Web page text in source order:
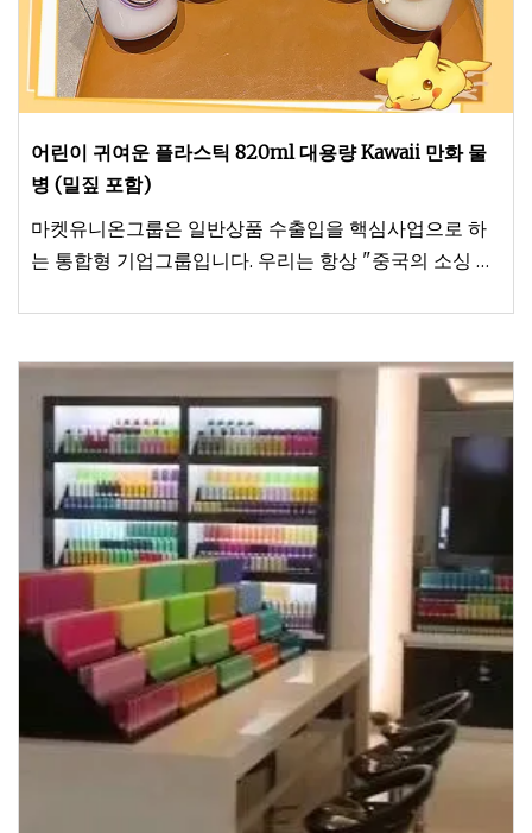
어린이 귀여운 플라스틱 820ml 대용량 Kawaii 만화 물
병 (밀짚 포함)
마켓유니온그룹은 일반상품 수출입을 핵심사업으로 하
는 통합형 기업그룹입니다. 우리는 항상 "중국의 소싱 지